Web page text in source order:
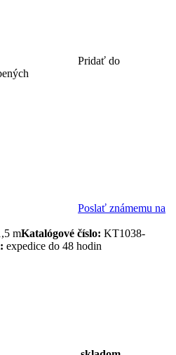
Pridať do
Poslať známemu na
mKatalógové číslo: KT1038-
expedice do 48 hodin